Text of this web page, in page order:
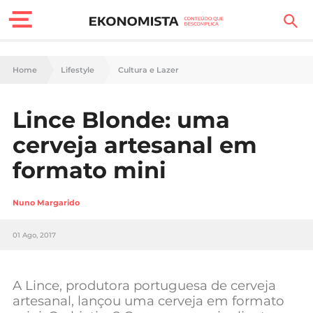
Finanças Pessoais
Carreira
Casa
Lifestyle
Sociedade
Negócios
Home Lifestyle Cultura e Lazer
Lince Blonde: uma
cerveja artesanal em
formato mini
Nuno Margarido
01 Ago, 2017
A Lince, produtora portuguesa de cerveja
artesanal, lançou uma cerveja em formato